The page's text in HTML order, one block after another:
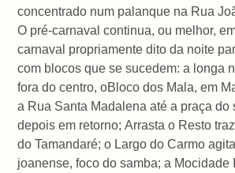
concentrado num palanque na Rua
O pré-carnaval continua, ou melhor,
carnaval propriamente dito da noite
com blocos que se sucedem: a longa
fora do centro, oBloco dos Mala, em
a Rua Santa Madalena até a praça do
depois em retorno; Arrasta o Resto
do Tamandaré; o Largo do Carmo
joanense, foco do samba; a Mocidade